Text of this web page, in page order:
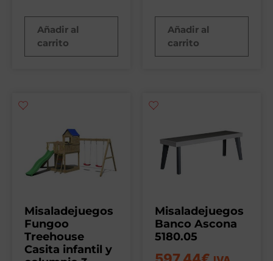
Añadir al
carrito
Añadir al
carrito
Misaladejuegos
Fungoo
Treehouse
Casita infantil y
Misaladejuegos
Banco Ascona
5180.05